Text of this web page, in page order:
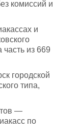
комиссий и
и
из 669
городской
типа,
—
по